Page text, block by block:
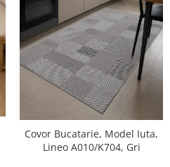
Covor Bucatarie, Model Iuta,
Lineo A010/K704, Gri